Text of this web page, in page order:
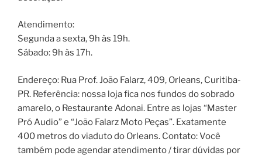
Atendimento:
Segunda a sexta, 9h às 19h.
Sábado: 9h às 17h.
Endereço: Rua Prof. João Falarz, 409, Orleans, Curitiba-
PR. Referência: nossa loja fica nos fundos do sobrado
amarelo, o Restaurante Adonai. Entre as lojas “Master
Pró Audio” e “João Falarz Moto Peças”. Exatamente
400 metros do viaduto do Orleans. Contato: Você
também pode agendar atendimento / tirar dúvidas por